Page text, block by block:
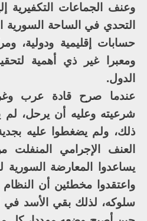
وعنف الجماعات التكفيرية
التحدي في الساحة السورية
حسابات إقليمية ودولية،
ومعبرا غير ذي أهمية
الدول.
عندما صرح قادة عرب
شرعيته وعليه أن يرحل، لم
ذلك، ولم يضغطوا عليه
العنف الإجرامي
يساعدوا المعارضة
واعتقدوا مخطئين أن
سلوكه، لذلك بقي الأسد في